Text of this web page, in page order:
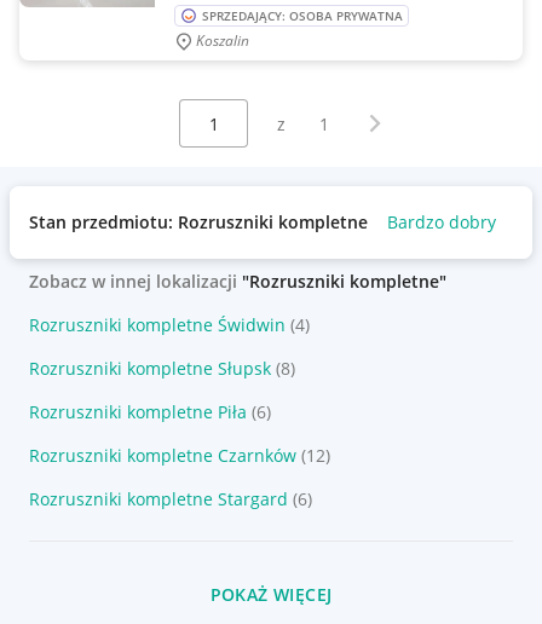
SPRZEDAJĄCY: OSOBA PRYWATNA
Koszalin
Wybierz stronę:
z 1 Następna strona
Stan przedmiotu: Rozruszniki kompletne Bardzo dobry
Zobacz w innej lokalizacji "Rozruszniki kompletne"
Rozruszniki kompletne Świdwin (4)
Rozruszniki kompletne Słupsk (8)
Rozruszniki kompletne Piła (6)
Rozruszniki kompletne Czarnków (12)
Rozruszniki kompletne Stargard (6)
POKAŻ WIĘCEJ